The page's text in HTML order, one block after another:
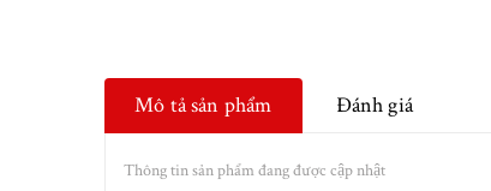
Mô tả sản phẩm Đánh giá
Thông tin sản phẩm đang được cập nhật